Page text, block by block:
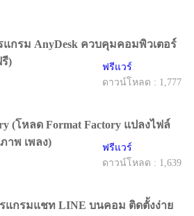
แกรม AnyDesk ควบคุมคอมพิวเตอร์
)
ฟรีแวร์
ดาวน์โหลด : 1,777
(โหลด Format Factory แปลงไฟล์
าพ เพลง)
ฟรีแวร์
ดาวน์โหลด : 1,639
แกรมแชท LINE บนคอม ติดตั้งง่าย